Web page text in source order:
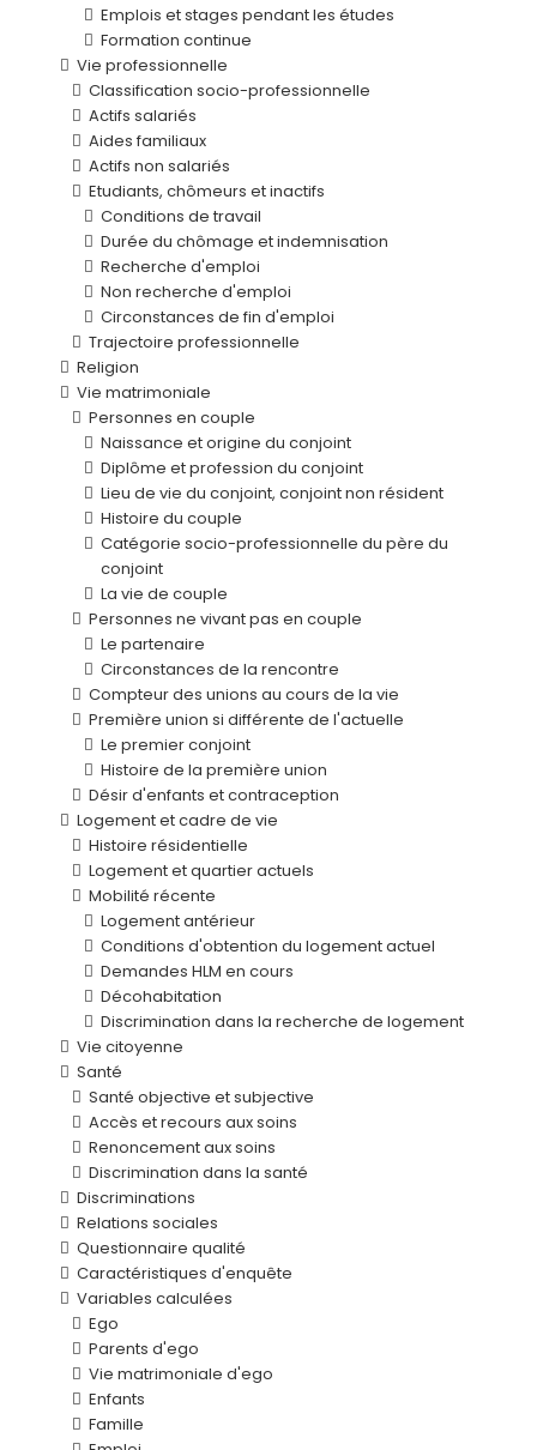
Emplois et stages pendant les études
Formation continue
Vie professionnelle
Classification socio-professionnelle
Actifs salariés
Aides familiaux
Actifs non salariés
Etudiants, chômeurs et inactifs
Conditions de travail
Durée du chômage et indemnisation
Recherche d'emploi
Non recherche d'emploi
Circonstances de fin d'emploi
Trajectoire professionnelle
Religion
Vie matrimoniale
Personnes en couple
Naissance et origine du conjoint
Diplôme et profession du conjoint
Lieu de vie du conjoint, conjoint non résident
Histoire du couple
Catégorie socio-professionnelle du père du
conjoint
La vie de couple
Personnes ne vivant pas en couple
Le partenaire
Circonstances de la rencontre
Compteur des unions au cours de la vie
Première union si différente de l'actuelle
Le premier conjoint
Histoire de la première union
Désir d'enfants et contraception
Logement et cadre de vie
Histoire résidentielle
Logement et quartier actuels
Mobilité récente
Logement antérieur
Conditions d'obtention du logement actuel
Demandes HLM en cours
Décohabitation
Discrimination dans la recherche de logement
Vie citoyenne
Santé
Santé objective et subjective
Accès et recours aux soins
Renoncement aux soins
Discrimination dans la santé
Discriminations
Relations sociales
Questionnaire qualité
Caractéristiques d'enquête
Variables calculées
Ego
Parents d'ego
Vie matrimoniale d'ego
Enfants
Famille